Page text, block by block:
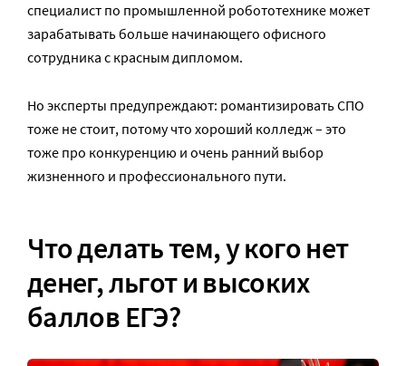
специалист по промышленной робототехнике может
зарабатывать больше начинающего офисного
сотрудника с красным дипломом.
Но эксперты предупреждают: романтизировать СПО
тоже не стоит, потому что хороший колледж – это
тоже про конкуренцию и очень ранний выбор
жизненного и профессионального пути.
Что делать тем, у кого нет
денег, льгот и высоких
баллов ЕГЭ?